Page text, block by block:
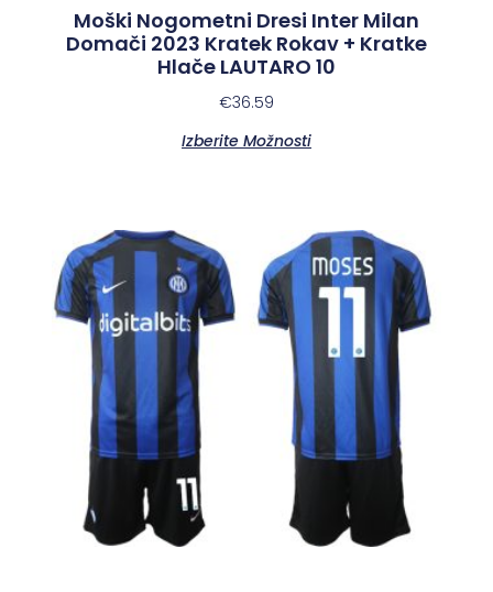
Moški Nogometni Dresi Inter Milan
Domači 2023 Kratek Rokav + Kratke
Hlače LAUTARO 10
€36.59
Izberite Možnosti